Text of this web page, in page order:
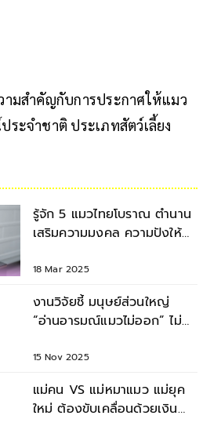
ามสำคัญกับการประกาศให้แมว
ระจำชาติ ประเภทสัตว์เลี้ยง
รู้จัก 5 แมวไทยโบราณ ตำนาน
เสริมความมงคล ความปังให้
18 Mar 2025
งานวิจัยชี้ มนุษย์ส่วนใหญ่
“อ่านอารมณ์แมวไม่ออก” ไม่
15 Nov 2025
แม่คน VS แม่หมาแมว แม่ยุค
ใหม่ ต้องขับเคลื่อนด้วยเงิน